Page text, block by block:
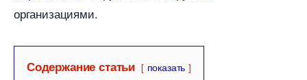
организациями.​
Содержание статьи показать